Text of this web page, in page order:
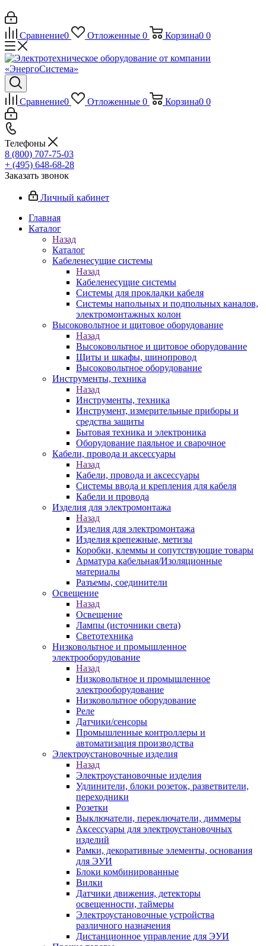
Сравнение0 Отложенные 0 Корзина0 0
Сравнение0 Отложенные 0 Корзина0 0
Телефоны
8 (800) 707-75-03
+ (495) 648-68-28
Заказать звонок
Личный кабинет
Главная
Каталог
Назад
Каталог
Кабеленесущие системы
Назад
Кабеленесущие системы
Системы для прокладки кабеля
Системы напольных и подпольных каналов,
электромонтажных колон
Высоковольтное и щитовое оборудование
Назад
Высоковольтное и щитовое оборудование
Щиты и шкафы, шинопровод
Высоковольтное оборудование
Инструменты, техника
Назад
Инструменты, техника
Инструмент, измерительные приборы и
средства защиты
Бытовая техника и электроника
Оборудование паяльное и сварочное
Кабели, провода и аксессуары
Назад
Кабели, провода и аксессуары
Системы ввода и крепления для кабеля
Кабели и провода
Изделия для электромонтажа
Назад
Изделия для электромонтажа
Изделия крепежные, метизы
Коробки, клеммы и сопутствующие товары
Арматура кабельная/Изоляционные
материалы
Разъемы, соединители
Освещение
Назад
Освещение
Лампы (источники света)
Светотехника
Низковольтное и промышленное
электрооборудование
Назад
Низковольтное и промышленное
электрооборудование
Низковольтное оборудование
Реле
Датчики/сенсоры
Промышленные контроллеры и
автоматизация производства
Электроустановочные изделия
Назад
Электроустановочные изделия
Удлинители, блоки розеток, разветвители,
переходники
Розетки
Выключатели, переключатели, диммеры
Аксессуары для электроустановочных
изделий
Рамки, декоративные элементы, основания
для ЭУИ
Блоки комбинированные
Вилки
Датчики движения, детекторы
освещенности, таймеры
Электроустановочные устройства
различного назначения
Дистанционное управление для ЭУИ